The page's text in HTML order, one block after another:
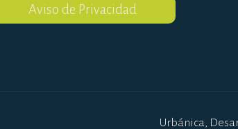
Aviso de Privacidad
Urbánica,